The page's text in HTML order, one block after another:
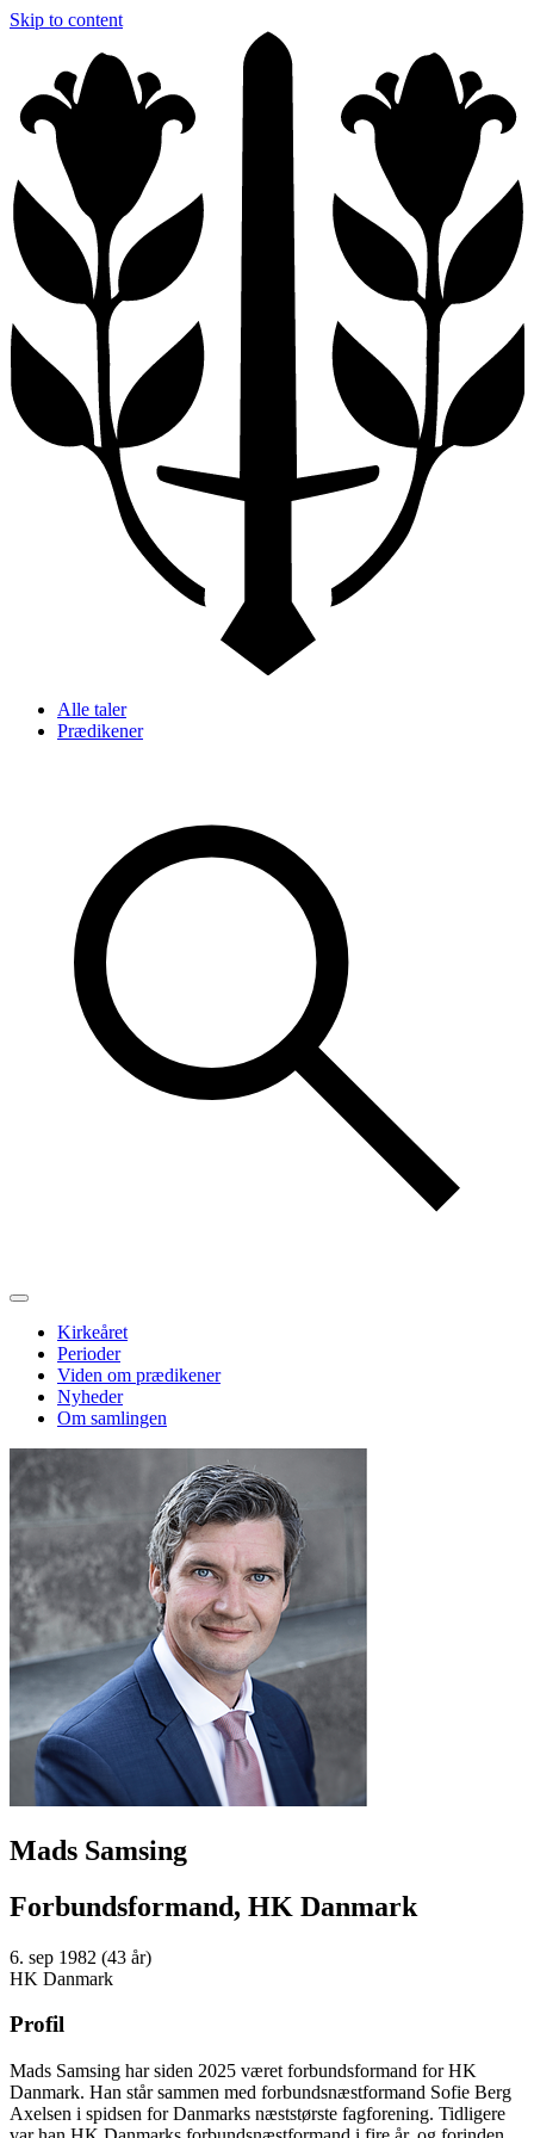
Skip to content
Alle taler
Prædikener
Kirkeåret
Perioder
Viden om prædikener
Nyheder
Om samlingen
Mads Samsing
Forbundsformand, HK Danmark
6. sep 1982 (43 år)
HK Danmark
Profil
Mads Samsing har siden 2025 været forbundsformand for HK
Danmark. Han står sammen med forbundsnæstformand Sofie Berg
Axelsen i spidsen for Danmarks næststørste fagforening. Tidligere